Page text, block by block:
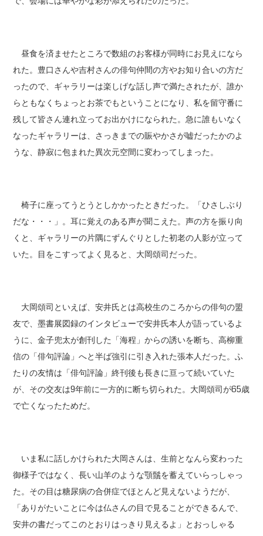
昼食を済ませたところで数組のお客様が同時にお見えになら
れた。豊口さんや吉村さんの俳句仲間の方やお知り合いの方だ
ったので、ギャラリーは楽しげな話し声で満たされたが、誰か
らともなくちょっとお茶でもということになり、私を留守番に
残して皆さん連れ立ってお出かけになられた。急に誰もいなく
なったギャラリーは、さっきまでの賑やかさが嘘だったかのよ
うな、静寂に包まれた異次元空間に変わってしまった。
椅子に座ってうとうとしかかったときだった。「ひさしぶり
だな・・・」。耳に覚えのある声が聞こえた。声の方を振り向
くと、ギャラリーの片隅にずんぐりとした初老の人影が立って
いた。目をこすってよく見ると、大岡頌司だった。
大岡頌司といえば、安井氏とは高校生のころからの俳句の盟
友で、墨書展図録のインタビューで安井氏本人が語っているよ
うに、金子兜太が創刊した「海程」からの誘いを断ち、高柳重
信の「俳句評論」へと半ば強引に引き入れた張本人だった。ふ
たりの友情は「俳句評論」終刊後も長きに亘って続いていた
が、その交友は9年前に一方的に断ち切られた。大岡頌司が65歳
で亡くなったためだ。
いま私に話しかけられた大岡さんは、生前となんら変わった
御様子ではなく、長い山羊のような顎鬚を蓄えていらっしゃっ
た。その目は糖尿病の合併症でほとんど見えないようだが、
「ありがたいことに今は仏さんの目で見ることができるんで、
安井の書だってこのとおりはっきり見えるよ」とおっしゃる